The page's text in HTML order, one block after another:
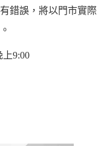
錯誤，將以門市實際
上9:00